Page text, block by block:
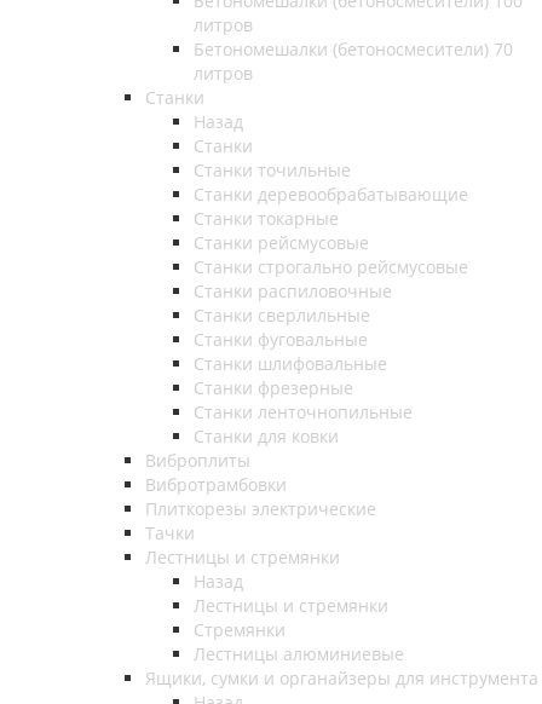
литров
Бетономешалки (бетоносмесители) 70
литров
Станки
Назад
Станки
Станки точильные
Станки деревообрабатывающие
Станки токарные
Станки рейсмусовые
Станки строгально рейсмусовые
Станки распиловочные
Станки сверлильные
Станки фуговальные
Станки шлифовальные
Станки фрезерные
Станки ленточнопильные
Станки для ковки
Виброплиты
Вибротрамбовки
Плиткорезы электрические
Тачки
Лестницы и стремянки
Назад
Лестницы и стремянки
Стремянки
Лестницы алюминиевые
Ящики, сумки и органайзеры для инструмента